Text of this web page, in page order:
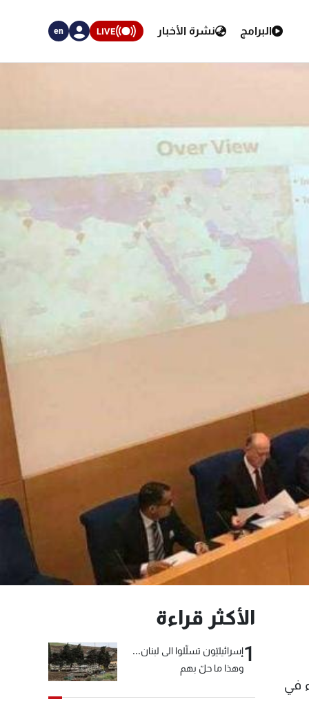
البرامج نشرة الأخبار LIVE
en
في
الأكثر قراءة
1إسرائيليّون تسلّلوا الى لبنان...
وهذا ما حلّ بهم